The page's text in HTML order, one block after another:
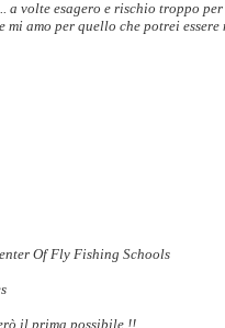
volte esagero e rischio troppo per
amo per quello che potrei
Of Fly Fishing Schools
il prima possibile !!